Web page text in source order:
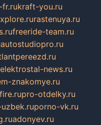
kraft-you.ru
rastenuya.ru
freeride-team.ru
autostudiopro.ru
elektrostal-news.ru
znakomye.ru
pro-otdelky.ru
porno-vk.ru
adonyev.ru